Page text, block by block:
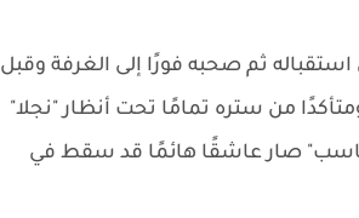
ثم صحبه فورًا إلى الغرفة وقبل
من ستره تمامًا تحت أنظار "نجلا"
"كاسب" صار عاشقًا هائمًا قد سقط في